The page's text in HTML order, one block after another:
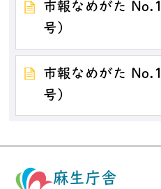
市報なめがた
号）
市報なめがた
号）
麻生庁舎